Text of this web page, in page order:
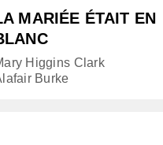
MARIÉE ÉTAIT EN
Higgins Clark
Burke